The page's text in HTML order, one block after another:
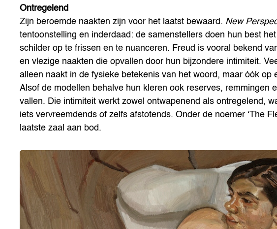
Ontregelend
Zijn beroemde naakten zijn voor het laatst bewaard. New
tentoonstelling en inderdaad: de samenstellers doen hun best
schilder op te frissen en te nuanceren. Freud is vooral bekend
en vlezige naakten die opvallen door hun bijzondere intimiteit.
alleen naakt in de fysieke betekenis van het woord, maar óók op
Alsof de modellen behalve hun kleren ook reserves, remmingen
vallen. Die intimiteit werkt zowel ontwapenend als ontregelend,
iets vervreemdends of zelfs afstotends. Onder de noemer ‘The
laatste zaal aan bod.